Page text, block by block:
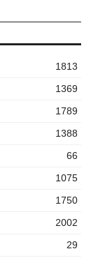
1813
1369
1789
1388
66
1075
1750
2002
29